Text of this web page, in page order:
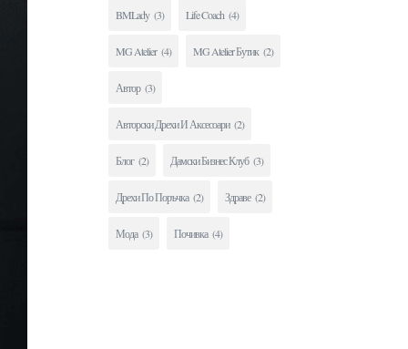
BMLady (3) Life Coach (4)
MG Atelier (4) MG Atelier Бутик (2)
Автор (3)
Авторски Дрехи И Аксесоари (2)
Блог (2) Дамски Бизнес Клуб (3)
Дрехи По Поръчка (2) Здраве (2)
Мода (3) Почивка (4)